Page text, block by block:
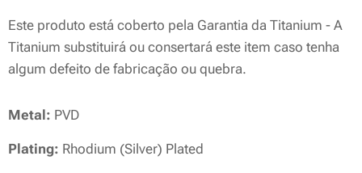
Este produto está coberto pela Garantia da Titanium - A
Titanium substituirá ou consertará este item caso tenha
algum defeito de fabricação ou quebra.
Metal: PVD
Plating: Rhodium (Silver) Plated